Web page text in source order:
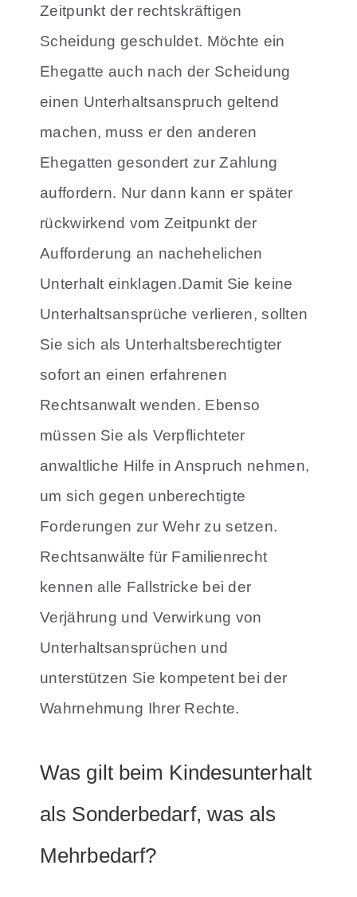
Zeitpunkt der rechtskräftigen
Scheidung geschuldet. Möchte ein
Ehegatte auch nach der Scheidung
einen Unterhaltsanspruch geltend
machen, muss er den anderen
Ehegatten gesondert zur Zahlung
auffordern. Nur dann kann er später
rückwirkend vom Zeitpunkt der
Aufforderung an nachehelichen
Unterhalt einklagen.Damit Sie keine
Unterhaltsansprüche verlieren, sollten
Sie sich als Unterhaltsberechtigter
sofort an einen erfahrenen
Rechtsanwalt wenden. Ebenso
müssen Sie als Verpflichteter
anwaltliche Hilfe in Anspruch nehmen,
um sich gegen unberechtigte
Forderungen zur Wehr zu setzen.
Rechtsanwälte für Familienrecht
kennen alle Fallstricke bei der
Verjährung und Verwirkung von
Unterhaltsansprüchen und
unterstützen Sie kompetent bei der
Wahrnehmung Ihrer Rechte.
Was gilt beim Kindesunterhalt
als Sonderbedarf, was als
Mehrbedarf?